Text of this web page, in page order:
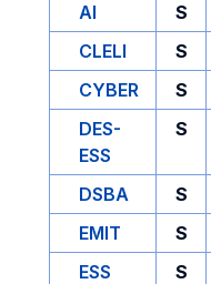
AI
S
CLELI
S
CYBER
S
DES-
ESS
S
DSBA S
EMIT
S
ESS
S